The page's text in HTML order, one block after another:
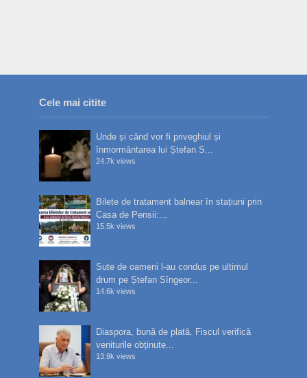
Cele mai citite
Unde și când vor fi priveghiul și
înmormântarea lui Ștefan S...
24.7k views
Bilete de tratament balnear în stațiuni prin
Casa de Pensii:...
15.5k views
Sute de oameni l-au condus pe ultimul
drum pe Ștefan Sîngeor...
14.6k views
Diaspora, bună de plată. Fiscul verifică
veniturile obținute...
13.9k views